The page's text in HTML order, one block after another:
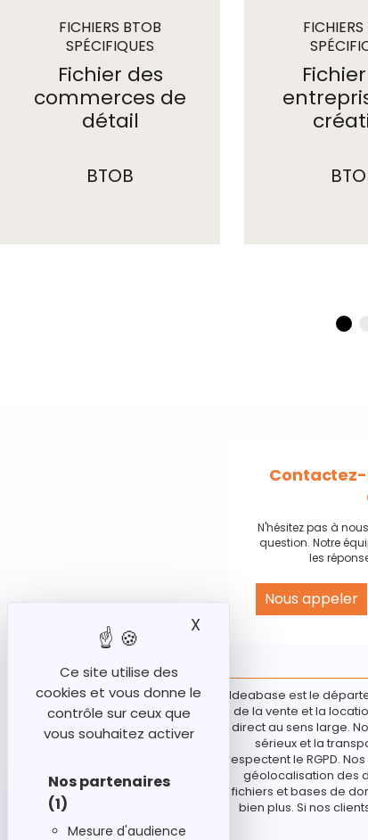
FICHIERS BTOB
SPÉCIFIQUES
Fichier des
commerces de
détail
BTOB
Contactez-
N'hésitez pas à
question. Notre
les
Nous appeler
Ideabase est le
de la vente et la
direct au sens large.
sérieux et la
respectent le RGPD.
géolocalisation des
fichiers et bases de
bien plus. Si nos
Ce site utilise des
cookies et vous donne le
contrôle sur ceux que
vous souhaitez activer
Nos partenaires
(1)
Mesure d'audience
X